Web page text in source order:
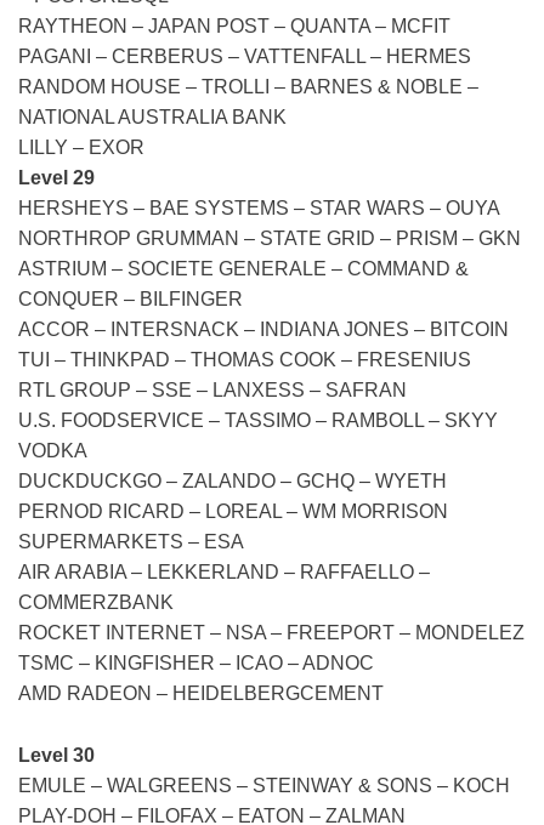
RAYTHEON – JAPAN POST – QUANTA – MCFIT
PAGANI – CERBERUS – VATTENFALL – HERMES
RANDOM HOUSE – TROLLI – BARNES & NOBLE –
NATIONAL AUSTRALIA BANK
LILLY – EXOR
Level 29
HERSHEYS – BAE SYSTEMS – STAR WARS – OUYA
NORTHROP GRUMMAN – STATE GRID – PRISM – GKN
ASTRIUM – SOCIETE GENERALE – COMMAND &
CONQUER – BILFINGER
ACCOR – INTERSNACK – INDIANA JONES – BITCOIN
TUI – THINKPAD – THOMAS COOK – FRESENIUS
RTL GROUP – SSE – LANXESS – SAFRAN
U.S. FOODSERVICE – TASSIMO – RAMBOLL – SKYY
VODKA
DUCKDUCKGO – ZALANDO – GCHQ – WYETH
PERNOD RICARD – LOREAL – WM MORRISON
SUPERMARKETS – ESA
AIR ARABIA – LEKKERLAND – RAFFAELLO –
COMMERZBANK
ROCKET INTERNET – NSA – FREEPORT – MONDELEZ
TSMC – KINGFISHER – ICAO – ADNOC
AMD RADEON – HEIDELBERGCEMENT
Level 30
EMULE – WALGREENS – STEINWAY & SONS – KOCH
PLAY-DOH – FILOFAX – EATON – ZALMAN